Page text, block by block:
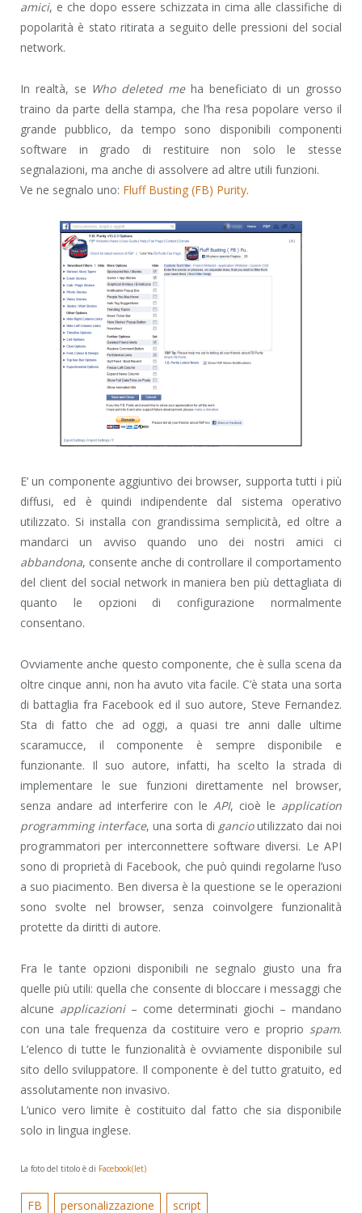
amici, e che dopo essere schizzata in cima alle classifiche di
popolarità è stato ritirata a seguito delle pressioni del social
network.
In realtà, se Who deleted meha beneficiato di un grosso
traino da parte della stampa, che l’ha resa popolare verso il
grande pubblico, da tempo sono disponibili componenti
software in grado di restituire non solo le stesse
segnalazioni, ma anche di assolvere ad altre utili funzioni.
Ve ne segnalo uno: Fluff Busting (FB) Purity.
E’ un componente aggiuntivo dei browser, supporta tutti i più
diffusi, ed è quindi indipendente dal sistema operativo
utilizzato. Si installa con grandissima semplicità, ed oltre a
mandarci un avviso quando uno dei nostri amici ci
abbandona, consente anche di controllare il comportamento
del client del social network in maniera ben più dettagliata di
quanto le opzioni di configurazione normalmente
consentano.
Ovviamente anche questo componente, che è sulla scena da
oltre cinque anni, non ha avuto vita facile. C’è stata una sorta
di battaglia fra Facebook ed il suo autore, Steve Fernandez.
Sta di fatto che ad oggi, a quasi tre anni dalle ultime
scaramucce, il componente è sempre disponibile e
funzionante. Il suo autore, infatti, ha scelto la strada di
implementare le sue funzioni direttamente nel browser,
senza andare ad interferire con le API, cioè le application
programming interface, una sorta di gancioutilizzato dai noi
programmatori per interconnettere software diversi. Le API
sono di proprietà di Facebook, che può quindi regolarne l’uso
a suo piacimento. Ben diversa è la questione se le operazioni
sono svolte nel browser, senza coinvolgere funzionalità
protette da diritti di autore.
Fra le tante opzioni disponibili ne segnalo giusto una fra
quelle più utili: quella che consente di bloccare i messaggi che
alcune applicazioni– come determinati giochi – mandano
con una tale frequenza da costituire vero e proprio spam.
L’elenco di tutte le funzionalità è ovviamente disponibile sul
sito dello sviluppatore. Il componente è del tutto gratuito, ed
assolutamente non invasivo.
L’unico vero limite è costituito dal fatto che sia disponibile
solo in lingua inglese.
La foto del titolo è di Facebook(let)
FB personalizzazione script